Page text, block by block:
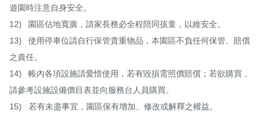
遊園時注意自身安全。
12)	園區佔地寬廣，請家長務必全程陪同孩童，以維安全。
13)	使用停車位請自行保管貴重物品，本園區不負任何保管、賠償
之責任。
14)	帳內各項設施請愛惜使用，若有毀損需照價賠償；若欲購買，
請參考設施設備價目表並向服務台人員購買。
15)   若有未盡事宜，園區保有增加、修改或解釋之權益。